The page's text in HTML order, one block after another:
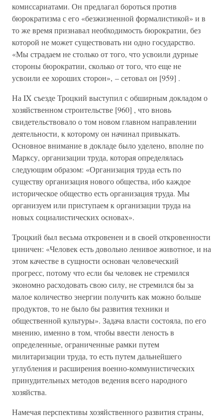
комиссариатами. Он предлагал бороться против
бюрократизма с его «безжизненной формалистикой» и в
то же время признавал необходимость бюрократии, без
которой не может существовать ни одно государство.
«Мы страдаем не столько от того, что усвоили дурные
стороны бюрократии, сколько от того, что еще не
усвоили ее хороших сторон», – сетовал он [959] .
На IX съезде Троцкий выступил с обширным докладом о
хозяйственном строительстве [960] , что вновь
свидетельствовало о том новом главном направлении
деятельности, к которому он начинал привыкать.
Основное внимание в докладе было уделено, вполне по
Марксу, организации труда, которая определялась
следующим образом: «Организация труда есть по
существу организация нового общества, ибо каждое
историческое общество есть организация труда. Мы
организуем или приступаем к организации труда на
новых социалистических основах».
Троцкий был весьма откровенен и в своей откровенности
циничен: «Человек есть довольно ленивое животное, и на
этом качестве в сущности основан человеческий
прогресс, потому что если бы человек не стремился
экономно расходовать свою силу, не стремился бы за
малое количество энергии получить как можно больше
продуктов, то не было бы развития техники и
общественной культуры». Задача власти состояла, по его
мнению, именно в том, чтобы ввести леность в
определенные, ограниченные рамки путем
милитаризации труда, то есть путем дальнейшего
углубления и расширения военно-коммунистических
принудительных методов ведения всего народного
хозяйства.
Намечая перспективы хозяйственного развития страны,